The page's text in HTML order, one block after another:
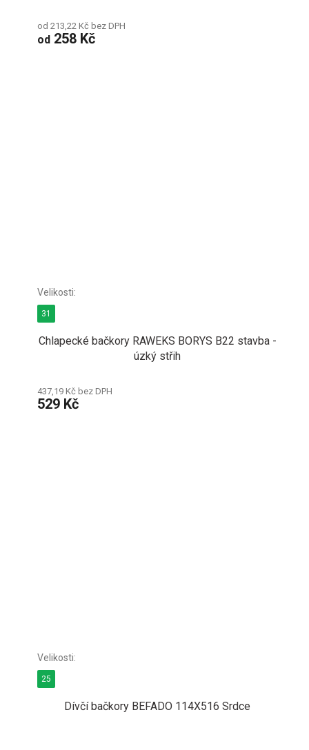
od 213,22 Kč bez DPH
od 258 Kč
Chlapecké bačkory RAWEKS BORYS B22 stavba -
úzký střih
437,19 Kč bez DPH
529 Kč
31
Dívčí bačkory BEFADO 114X516 Srdce
25